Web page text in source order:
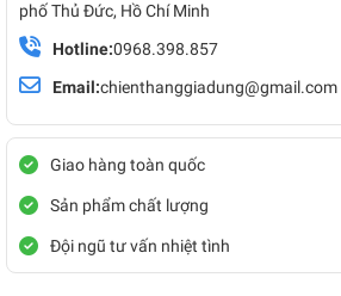
phố Thủ Đức, Hồ Chí Minh
Hotline:0968.398.857
Email:chienthanggiadung@gmail.com
Giao hàng toàn quốc
Sản phẩm chất lượng
Đội ngũ tư vấn nhiệt tình